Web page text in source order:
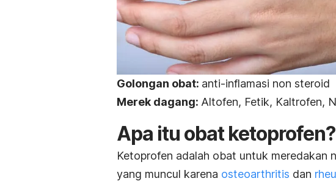
Golongan obat: anti-inflamasi non steroid
Merek dagang: Altofen, Fetik, Kaltrofen,
Apa itu obat ketoprofen?
Ketoprofen adalah obat untuk meredakan
yang muncul karena osteoarthritis dan